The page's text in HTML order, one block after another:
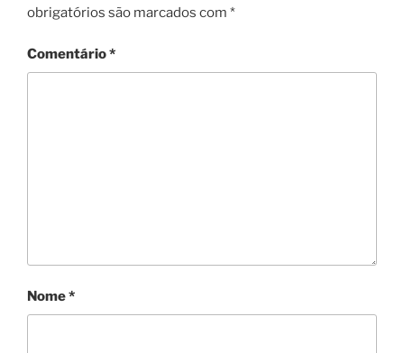
obrigatórios são marcados com *
Comentário*
Nome*